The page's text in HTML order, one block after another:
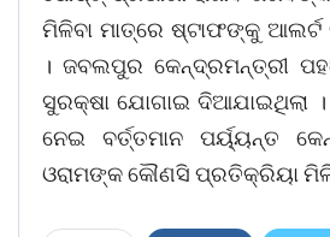
ମିଳିବା ମାତ୍ରେ ଷ୍ଟାଫଙ୍କୁ ଆଲର୍ଟ
। ଜବଲପୁର କେନ୍ଦ୍ରମନ୍ତ୍ରୀ
ସୁରକ୍ଷା ଯୋଗାଇ ଦିଆଯାଇଥିଲା
ନେଇ ବର୍ତ୍ତମାନ ପର୍ୟ୍ୟନ୍ତ
ଓରାମଙ୍କ କୌଣସି ପ୍ରତିକ୍ରିୟା